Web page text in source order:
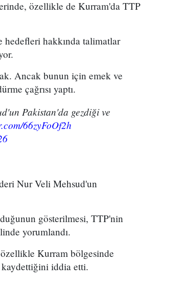
özellikle de Kurram'da TTP
hedefleri hakkında talimatlar
Ancak bunun için emek ve
çağrısı yaptı.
Pakistan'da gezdiği ve
66zyFoOf2h
Nur Veli Mehsud'un
gösterilmesi, TTP'nin
yorumlandı.
özellikle Kurram bölgesinde
iddia etti.